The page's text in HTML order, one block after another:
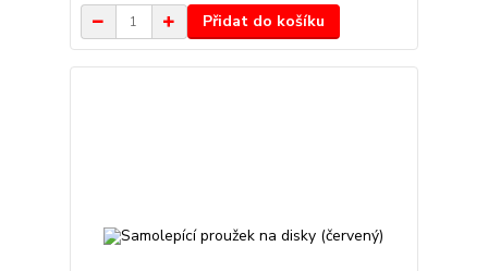
Přidat do košíku